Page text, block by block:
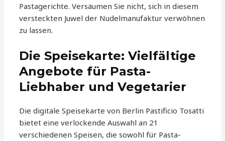
Pastagerichte. Versäumen Sie nicht, sich in diesem
versteckten Juwel der Nudelmanufaktur verwöhnen
zu lassen.
Die Speisekarte: Vielfältige
Angebote für Pasta-
Liebhaber und Vegetarier
Die digitale Speisekarte von Berlin Pastificio Tosatti
bietet eine verlockende Auswahl an 21
verschiedenen Speisen, die sowohl für Pasta-